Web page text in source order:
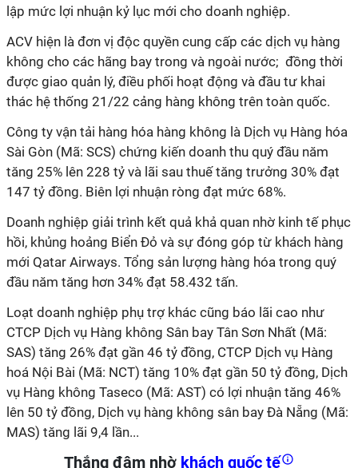
lập mức lợi nhuận kỷ lục mới cho doanh nghiệp.
ACV hiện là đơn vị độc quyền cung cấp các dịch vụ hàng
không cho các hãng bay trong và ngoài nước; đồng thời
được giao quản lý, điều phối hoạt động và đầu tư khai
thác hệ thống 21/22 cảng hàng không trên toàn quốc.
Công ty vận tải hàng hóa hàng không là Dịch vụ Hàng hóa
Sài Gòn (Mã: SCS) chứng kiến doanh thu quý đầu năm
tăng 25% lên 228 tỷ và lãi sau thuế tăng trưởng 30% đạt
147 tỷ đồng. Biên lợi nhuận ròng đạt mức 68%.
Doanh nghiệp giải trình kết quả khả quan nhờ kinh tế phục
hồi, khủng hoảng Biển Đỏ và sự đóng góp từ khách hàng
mới Qatar Airways. Tổng sản lượng hàng hóa trong quý
đầu năm tăng hơn 34% đạt 58.432 tấn.
Loạt doanh nghiệp phụ trợ khác cũng báo lãi cao như
CTCP Dịch vụ Hàng không Sân bay Tân Sơn Nhất (Mã:
SAS) tăng 26% đạt gần 46 tỷ đồng, CTCP Dịch vụ Hàng
hoá Nội Bài (Mã: NCT) tăng 10% đạt gần 50 tỷ đồng, Dịch
vụ Hàng không Taseco (Mã: AST) có lợi nhuận tăng 46%
lên 50 tỷ đồng, Dịch vụ hàng không sân bay Đà Nẵng (Mã:
MAS) tăng lãi 9,4 lần...
Thắng đậm nhờ khách quốc tế